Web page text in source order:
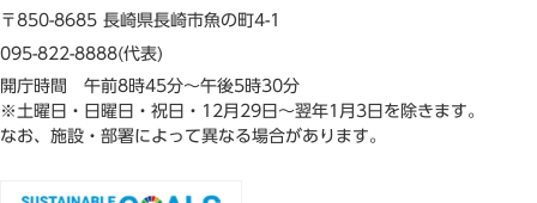
〒850-8685 長崎県長崎市魚の町4-1
095-822-8888(代表)
開庁時間 午前8時45分～午後5時30分
※土曜日・日曜日・祝日・12月29日～翌年1月3日を除きます。
なお、施設・部署によって異なる場合があります。